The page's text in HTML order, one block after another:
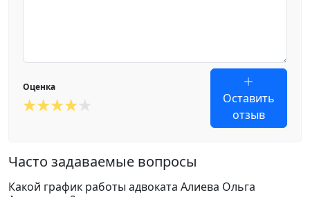
Оценка
Оставить
отзыв
Часто задаваемые вопросы
Какой график работы адвоката Алиева Ольга